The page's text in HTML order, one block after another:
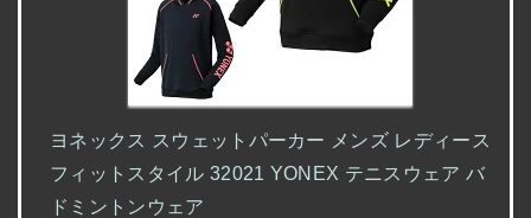
ヨネックス スウェットパーカー メンズ レディース
フィットスタイル 32021 YONEX テニスウェア バ
ドミントンウェア